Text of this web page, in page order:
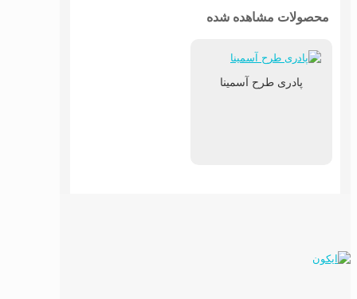
محصولات مشاهده شده
پادری طرح آسمینا